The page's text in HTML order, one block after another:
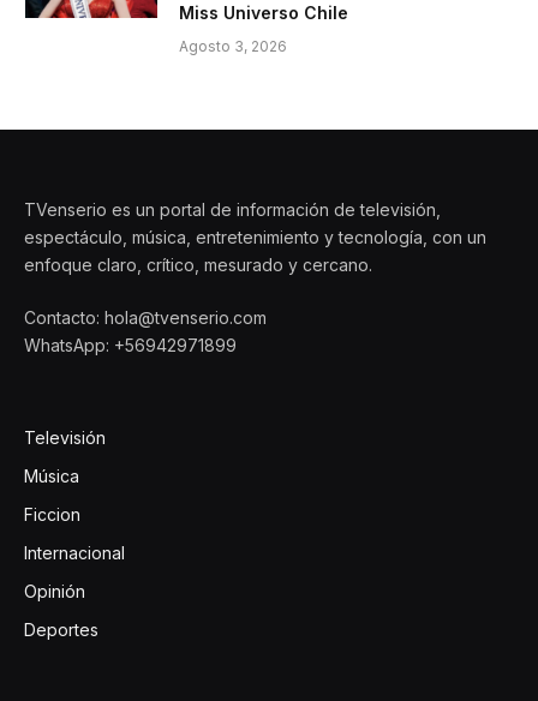
Miss Universo Chile
Agosto 3, 2026
TVenserio es un portal de información de televisión,
espectáculo, música, entretenimiento y tecnología, con un
enfoque claro, crítico, mesurado y cercano.
Contacto: hola@tvenserio.com
WhatsApp: +56942971899
Televisión
Música
Ficcion
Internacional
Opinión
Deportes